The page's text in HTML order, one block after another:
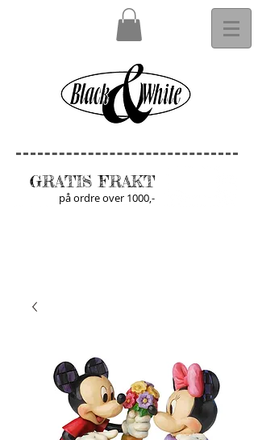
GRATIS FRAKT
på ordre over 1000,-